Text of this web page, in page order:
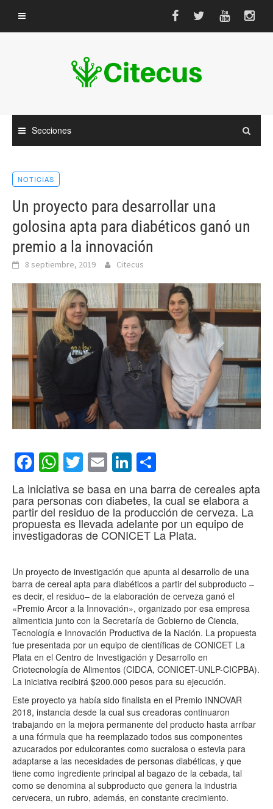
contenido
Secciones
NOTICIAS
Un proyecto para desarrollar una
golosina apta para diabéticos ganó un
premio a la innovación
8 septiembre, 2019 Citecus
Facebook
WhatsApp
Twitter
EmailLinkedIn
La iniciativa se basa en una barra de cereales apta
para personas con diabetes, la cual se elabora a
partir del residuo de la producción de cerveza. La
propuesta es llevada adelante por un equipo de
investigadoras de CONICET La Plata.
Un proyecto de investigación que apunta al desarrollo de una
barra de cereal apta para diabéticos a partir del subproducto –
es decir, el residuo– de la elaboración de cerveza ganó el
«Premio Arcor a la Innovación», organizado por esa empresa
alimenticia junto con la Secretaría de Gobierno de Ciencia,
Tecnología e Innovación Productiva de la Nación. La propuesta
fue presentada por un equipo de científicas de CONICET La
Plata en el Centro de Investigación y Desarrollo en
Criotecnología de Alimentos (CIDCA, CONICET-UNLP-CICPBA).
La iniciativa recibirá $200.000 pesos para su ejecución.
Este proyecto ya había sido finalista en el Premio INNOVAR
2018, instancia desde la cual sus creadoras continuaron
trabajando en la mejora permanente del producto hasta arribar
a una fórmula que ha reemplazado todos sus componentes
azucarados por edulcorantes como sucralosa o estevia para
adaptarse a las necesidades de personas diabéticas, y que
tiene como ingrediente principal al bagazo de la cebada, tal
como se denomina al subproducto que genera la industria
cervecera, un rubro, además, en constante crecimiento.